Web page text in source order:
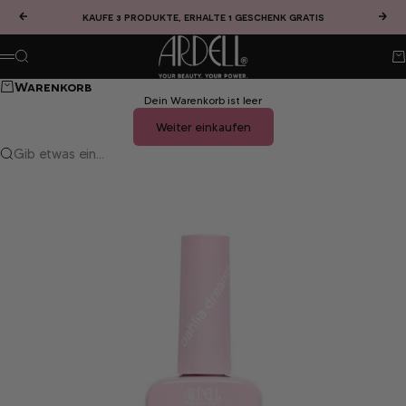
Zurück
KAUFE 3 PRODUKTE, ERHALTE 1 GESCHENK GRATIS
Vor
ARDELL Online Shop
Menü
Suche
Warenkorb
Dein Warenkorb ist leer
Weiter einkaufen
Gib etwas ein...